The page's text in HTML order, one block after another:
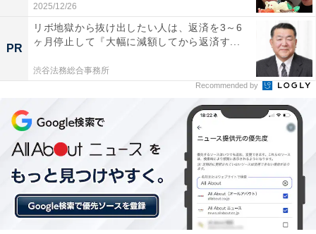
2025/12/26
PR
リボ地獄から抜け出したい人は、返済を3～6
ヶ月停止して『大幅に減額してから返済す...
渋谷法務総合事務所
Recommended by